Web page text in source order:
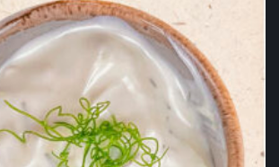
Sos barbeque 50g
lei